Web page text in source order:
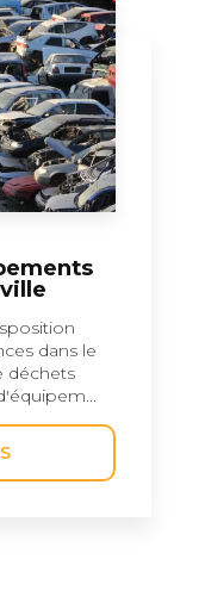
dans le
déchets